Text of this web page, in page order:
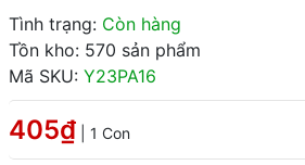
Tình trạng: Còn hàng
Tồn kho: 570 sản phẩm
Mã SKU: Y23PA16
405₫ | 1 Con